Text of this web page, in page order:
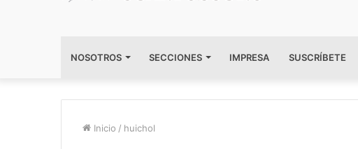
NOSOTROS SECCIONES IMPRESA SUSCRÍBETE
Inicio / huichol